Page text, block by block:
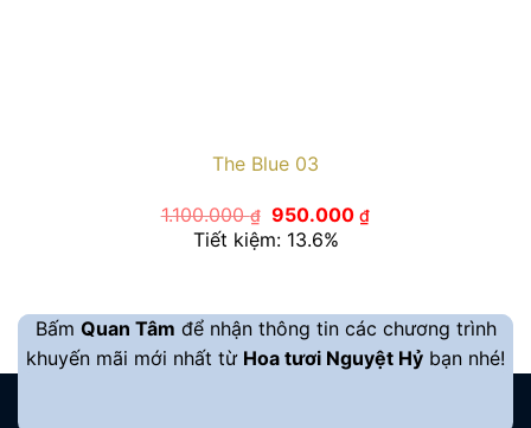
The Blue 03
1.100.000₫ Giá
gốc
là:
950.000₫Giá
Tiết kiệm: 13.6%
Bấm Quan Tâm để nhận thông tin các chương trình
khuyến mãi mới nhất từ Hoa tươi Nguyệt Hỷ bạn nhé!